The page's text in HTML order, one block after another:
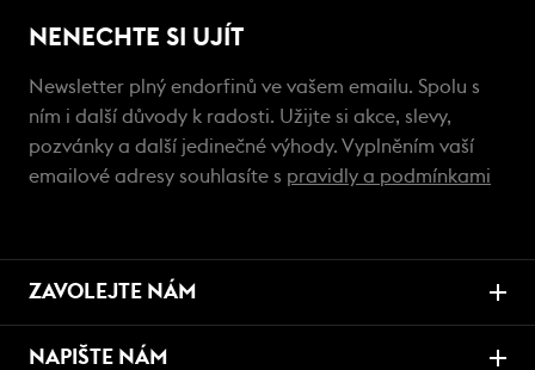
NENECHTE SI UJÍT
Newsletter plný endorfinů ve vašem emailu. Spolu s
ním i další důvody k radosti. Užijte si akce, slevy,
pozvánky a další jedinečné výhody. Vyplněním vaší
emailové adresy souhlasíte s pravidly a podmínkami
ZAVOLEJTE NÁM
NAPIŠTE NÁM